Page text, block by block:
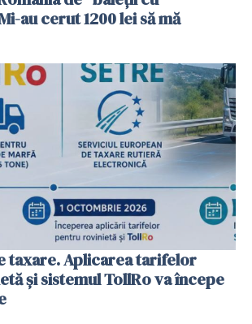
au cerut 1200 lei să mă
taxare. Aplicarea tarifelor
şi sistemul TollRo va începe